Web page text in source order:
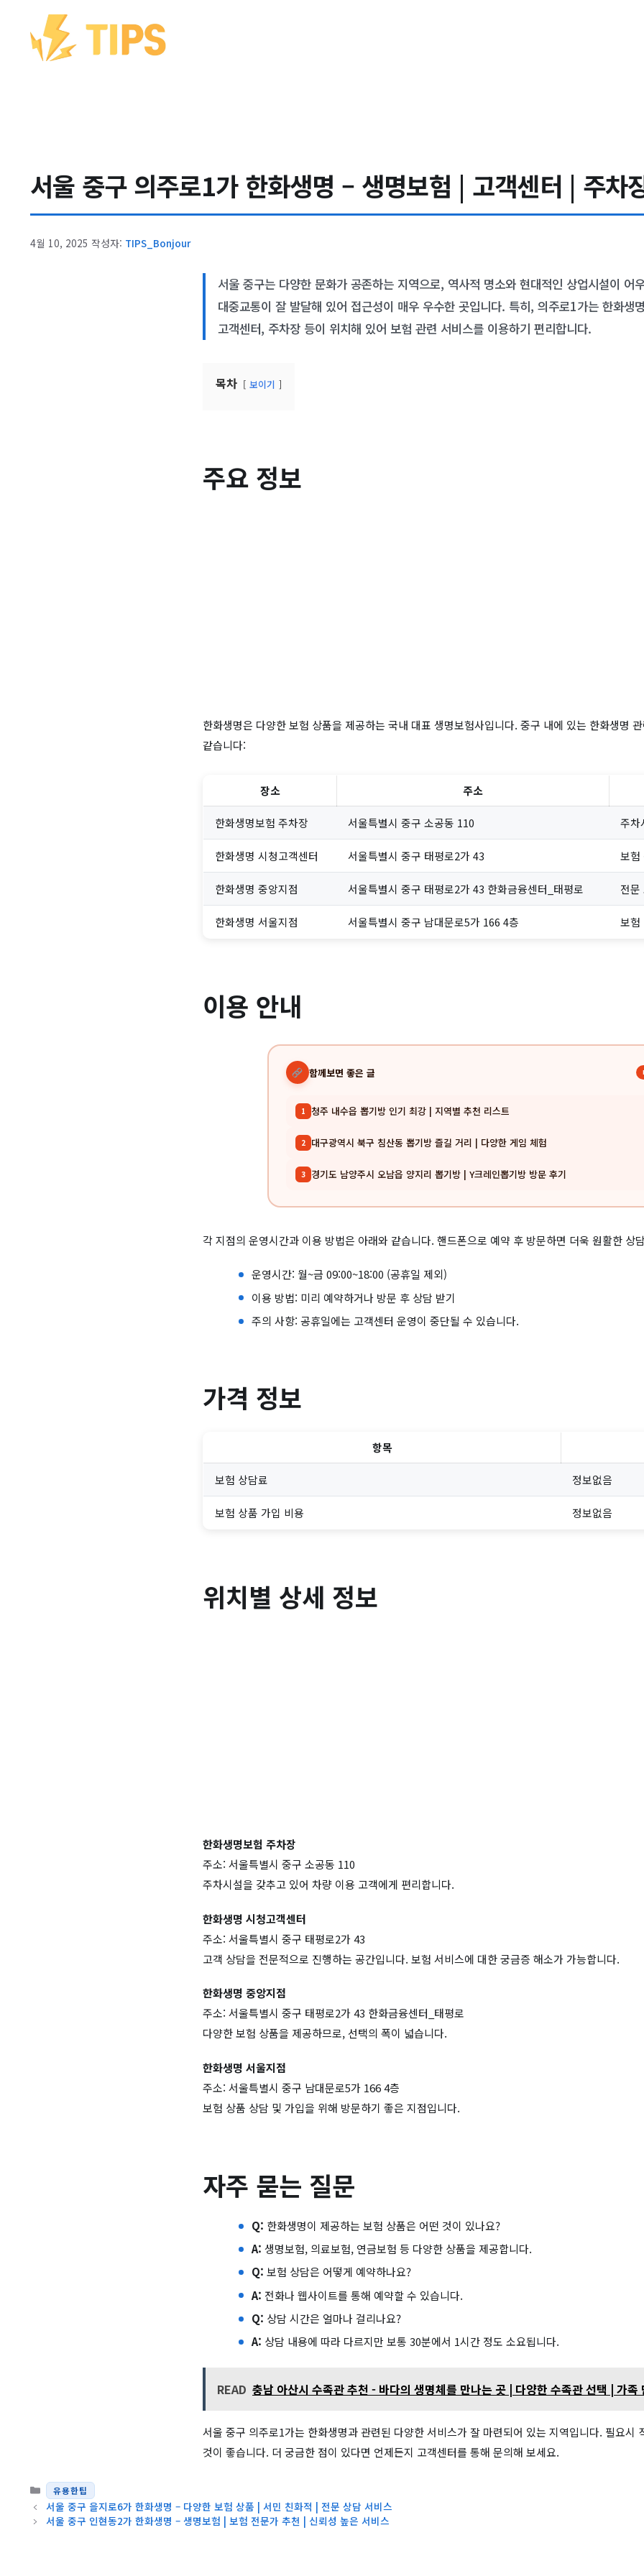
건너뛰기
서울 중구 의주로1가 한화생명 – 생명보험 | 고객센터 | 주차
4월 10, 2025 작성자: TIPS_Bonjour
서울 중구는 다양한 문화가 공존하는 지역으로, 역사적 명소와 현대적인 상업시설이 어
대중교통이 잘 발달해 있어 접근성이 매우 우수한 곳입니다. 특히, 의주로1가는 한화생
고객센터, 주차장 등이 위치해 있어 보험 관련 서비스를 이용하기 편리합니다.
목차 보이기
주요 정보
한화생명은 다양한 보험 상품을 제공하는 국내 대표 생명보험사입니다. 중구 내에 있는 한화생명
같습니다:
장소 주소
한화생명보험 주차장 서울특별시 중구 소공동 110 주차
한화생명 시청고객센터 서울특별시 중구 태평로2가 43 보험
한화생명 중앙지점 서울특별시 중구 태평로2가 43 한화금융센터_태평로 전문
한화생명 서울지점 서울특별시 중구 남대문로5가 166 4층 보험
이용 안내
함께보면 좋은 글
1 청주 내수읍 뽑기방 인기 최강 | 지역별 추천 리스트
2 대구광역시 북구 침산동 뽑기방 즐길 거리 | 다양한 게임 체험
3 경기도 남양주시 오남읍 양지리 뽑기방 | Y크레인뽑기방 방문 후기
각 지점의 운영시간과 이용 방법은 아래와 같습니다. 핸드폰으로 예약 후 방문하면 더욱 원활한 상
운영시간: 월~금 09:00~18:00 (공휴일 제외)
이용 방법: 미리 예약하거나 방문 후 상담 받기
주의 사항: 공휴일에는 고객센터 운영이 중단될 수 있습니다.
가격 정보
항목
보험 상담료 정보없음
보험 상품 가입 비용 정보없음
위치별 상세 정보
한화생명보험 주차장
주소: 서울특별시 중구 소공동 110
주차시설을 갖추고 있어 차량 이용 고객에게 편리합니다.
한화생명 시청고객센터
주소: 서울특별시 중구 태평로2가 43
고객 상담을 전문적으로 진행하는 공간입니다. 보험 서비스에 대한 궁금증 해소가 가능합니다.
한화생명 중앙지점
주소: 서울특별시 중구 태평로2가 43 한화금융센터_태평로
다양한 보험 상품을 제공하므로, 선택의 폭이 넓습니다.
한화생명 서울지점
주소: 서울특별시 중구 남대문로5가 166 4층
보험 상품 상담 및 가입을 위해 방문하기 좋은 지점입니다.
자주 묻는 질문
Q: 한화생명이 제공하는 보험 상품은 어떤 것이 있나요?
A: 생명보험, 의료보험, 연금보험 등 다양한 상품을 제공합니다.
Q: 보험 상담은 어떻게 예약하나요?
A: 전화나 웹사이트를 통해 예약할 수 있습니다.
Q: 상담 시간은 얼마나 걸리나요?
A: 상담 내용에 따라 다르지만 보통 30분에서 1시간 정도 소요됩니다.
READ 충남 아산시 수족관 추천 - 바다의 생명체를 만나는 곳 | 다양한 수족관 선택 | 가족
서울 중구 의주로1가는 한화생명과 관련된 다양한 서비스가 잘 마련되어 있는 지역입니다. 필요시
것이 좋습니다. 더 궁금한 점이 있다면 언제든지 고객센터를 통해 문의해 보세요.
카테고리
유용한팁
서울 중구 을지로6가 한화생명 – 다양한 보험 상품 | 서민 친화적 | 전문 상담 서비스
서울 중구 인현동2가 한화생명 – 생명보험 | 보험 전문가 추천 | 신뢰성 높은 서비스